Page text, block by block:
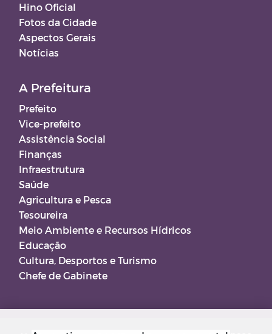
Hino Oficial
Fotos da Cidade
Aspectos Gerais
Notícias
A Prefeitura
Prefeito
Vice-prefeito
Assistência Social
Finanças
Infraestrutura
Saúde
Agricultura e Pesca
Tesoureira
Meio Ambiente e Recursos Hídricos
Educação
Cultura, Desportos e Turismo
Chefe de Gabinete